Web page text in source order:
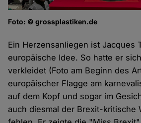
Foto: © grossplastiken.de
Ein Herzensanliegen ist Jacques
europäische Idee. So hatte er
verkleidet (Foto am Beginn des
europäischer Flagge am
auf dem Kopf und sogar im
auch diesmal der Brexit-kritische